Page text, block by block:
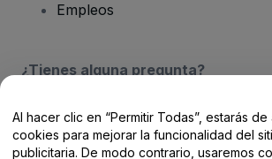
Empleos
¿Tienes alguna pregunta?
Centro de Ayuda / Contacto
Al hacer clic en “Permitir Todas”, estarás
cookies para mejorar la funcionalidad del
publicitaria. De modo contrario, usaremos